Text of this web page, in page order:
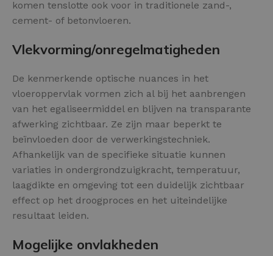
komen tenslotte ook voor in traditionele zand-,
cement- of betonvloeren.
Vlekvorming/onregelmatigheden
De kenmerkende optische nuances in het
vloeroppervlak vormen zich al bij het aanbrengen
van het egaliseermiddel en blijven na transparante
afwerking zichtbaar. Ze zijn maar beperkt te
beïnvloeden door de verwerkingstechniek.
Afhankelijk van de specifieke situatie kunnen
variaties in ondergrondzuigkracht, temperatuur,
laagdikte en omgeving tot een duidelijk zichtbaar
effect op het droogproces en het uiteindelijke
resultaat leiden.
Mogelijke onvlakheden